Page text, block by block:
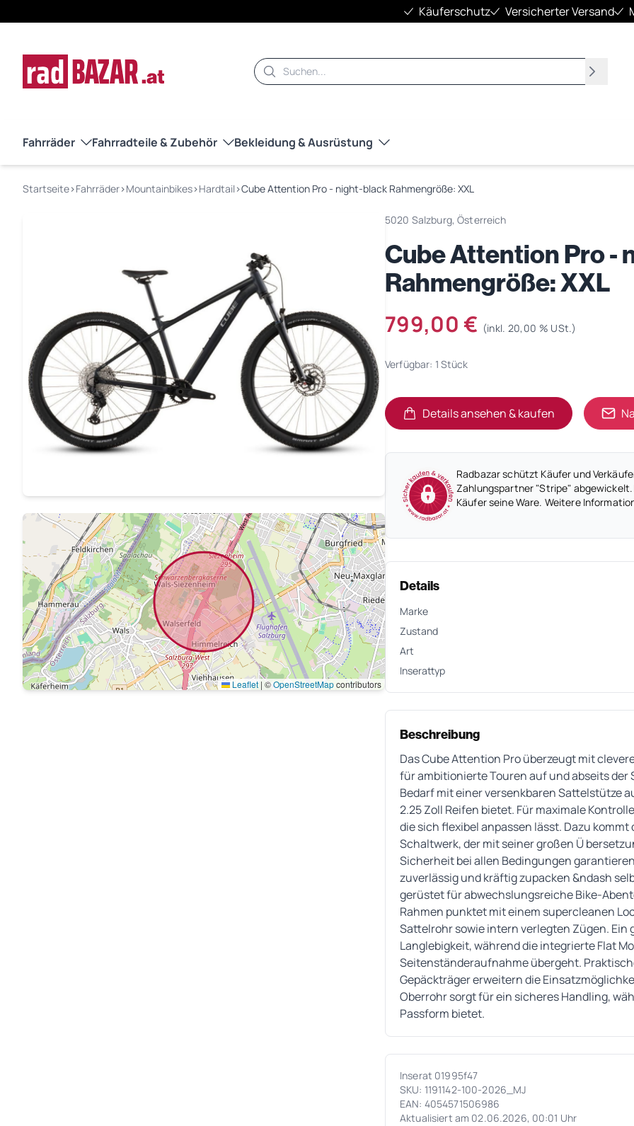
Käuferschutz Versicherter Versand
Suche
Suchen
Fahrräder Fahrradteile & Zubehör Bekleidung & Ausrüstung
Startseite›Fahrräder›Mountainbikes›Hardtail ›Cube Attention Pro - night-black Rahmengröße: XXL
Leaflet | ©OpenStreetMapcontributors
5020 Salzburg, Österreich
Cube Attention Pro -
Rahmengröße: XXL
799,00 € (inkl. 20,00 % USt.)
Verfügbar: 1 Stück
Details ansehen & kaufen
(öffnet in neuem Tab)
(öffnet in neuem Tab)
Radbazar schützt Käufer und
Zahlungspartner "Stripe"
Käufer seine Ware. Weitere
Details
Marke
Zustand
Art
Inserattyp
Beschreibung
Das Cube Attention Pro überzeugt mit
für ambitionierte Touren auf und abseits der
Bedarf mit einer versenkbaren Sattelstütze
2.25 Zoll Reifen bietet. Für maximale
die sich flexibel anpassen lässt. Dazu
Schaltwerk, der mit seiner großen Ü
Sicherheit bei allen Bedingungen
zuverlässig und kräftig zupacken &ndash
gerüstet für abwechslungsreiche Bike-
Rahmen punktet mit einem supercleanen
Sattelrohr sowie intern verlegten Zügen.
Langlebigkeit, während die integrierte Flat
Seitenständeraufnahme übergeht.
Gepäckträger erweitern die
Oberrohr sorgt für ein sicheres Handling,
Passform bietet.
Inserat 01995f47
SKU: 1191142-100-2026_MJ
EAN: 4054571506986
Aktualisiert am 02.06.2026, 00:01 Uhr